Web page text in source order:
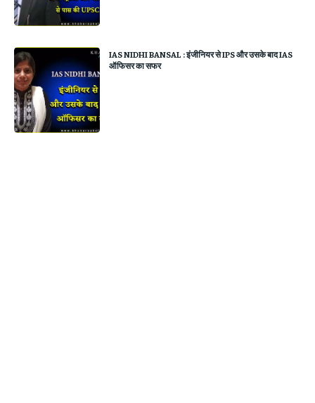
IAS NIDHI BANSAL : इंजीनियर से IPS और उसके बाद IAS
ऑफिसर का सफर